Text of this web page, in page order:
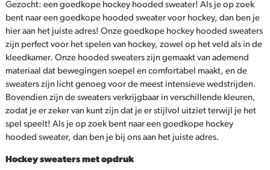
Gezocht: een goedkope hockey hooded sweater! Als je op zoek
bent naar een goedkope hooded sweater voor hockey, dan ben je
hier aan het juiste adres! Onze goedkope hockey hooded sweaters
zijn perfect voor het spelen van hockey, zowel op het veld als in de
kleedkamer. Onze hooded sweaters zijn gemaakt van ademend
materiaal dat bewegingen soepel en comfortabel maakt, en de
sweaters zijn licht genoeg voor de meest intensieve wedstrijden.
Bovendien zijn de sweaters verkrijgbaar in verschillende kleuren,
zodat je er zeker van kunt zijn dat je er stijlvol uitziet terwijl je het
spel speelt! Als je op zoek bent naar een goedkope hockey
hooded sweater, dan ben je bij ons aan het juiste adres.
Hockey sweaters met opdruk